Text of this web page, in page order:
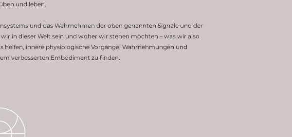
und leben.
und das Wahrnehmen der oben genannten Signale und der
in dieser Welt sein und woher wir stehen möchten – was wir also
innere physiologische Vorgänge, Wahrnehmungen und
verbesserten Embodiment zu finden.